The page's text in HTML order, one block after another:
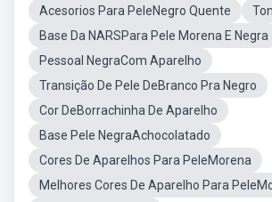
Acesorios Para PeleNegro Quente
Base Da NARSPara Pele Morena E Negra
Pessoal NegraCom Aparelho
Transição De Pele DeBranco Pra Negro
Cor DeBorrachinha De Aparelho
Base Pele NegraAchocolatado
Cores De Aparelhos Para PeleMorena
Melhores Cores De Aparelho Para